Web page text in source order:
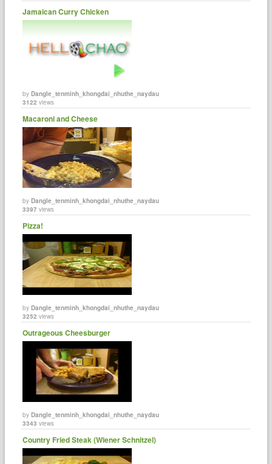
Jamaican Curry Chicken
byDangle_tenminh_khongdai_nhuthe_naydau
3122 views
Macaroni and Cheese
byDangle_tenminh_khongdai_nhuthe_naydau
3397 views
Pizza!
byDangle_tenminh_khongdai_nhuthe_naydau
3252 views
Outrageous Cheesburger
byDangle_tenminh_khongdai_nhuthe_naydau
3343 views
Country Fried Steak (Wiener Schnitzel)